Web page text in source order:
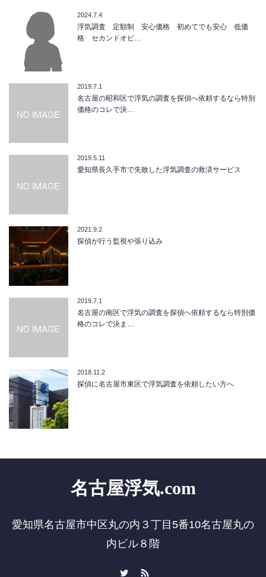
2024.7.4
浮気調査 定額制 安心価格 初めてでも安心 低価
格 セカンドオピ…
2019.7.1
名古屋の昭和区で浮気の調査を探偵へ依頼するなら特別
価格のコレで決…
2019.5.11
愛知県長久手市で失敗した浮気調査の救済サービス
2021.9.2
探偵が行う監視や張り込み
2019.7.1
名古屋の南区で浮気の調査を探偵へ依頼するなら特別価
格のコレで決ま…
2018.11.2
探偵に名古屋市東区で浮気調査を依頼したい方へ
名古屋浮気.com
愛知県名古屋市中区丸の内３丁目5番10名古屋丸の
内ビル８階